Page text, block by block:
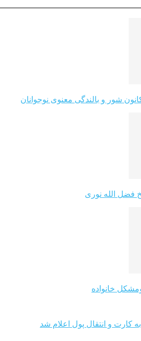
شور و بالندگی معنوی نوجوانان
فضل الله نوری
خانواده
کارت و انتقال پول اعلام شد